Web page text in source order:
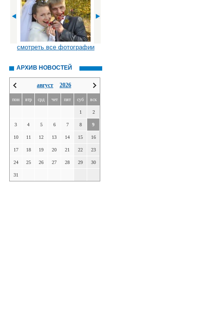
смотреть все фотографии
АРХИВ НОВОСТЕЙ
август 2026
пон втр срд чет пят суб вск
1 2
3 4 5 6 7 8 9
10 11 12 13 14 15 16
17 18 19 20 21 22 23
24 25 26 27 28 29 30
31